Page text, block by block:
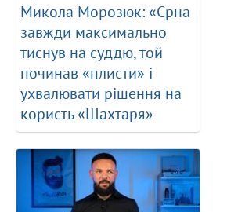
Микола Морозюк: «Срна
завжди максимально
тиснув на суддю, той
починав «плисти» і
ухвалювати рішення на
користь «Шахтаря»